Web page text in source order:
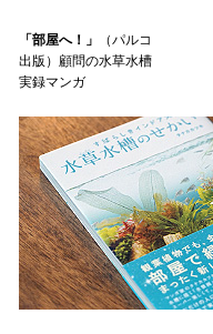
「部屋へ！」
（パルコ
出版）顧問の水草水槽
実録マンガ